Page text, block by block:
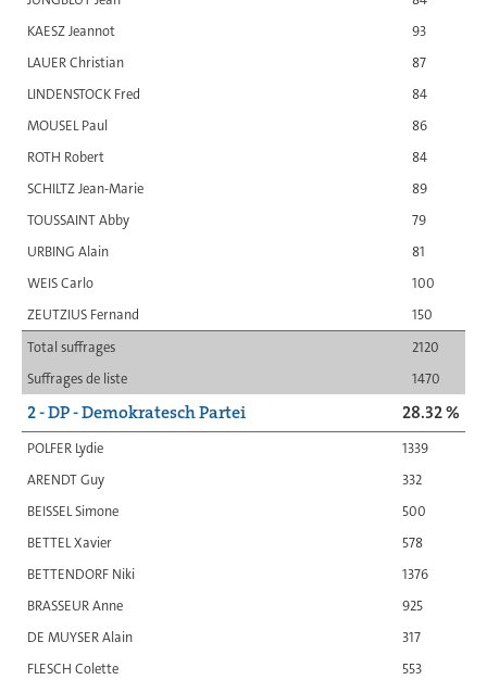
KAESZ Jeannot
93
LAUER Christian
87
LINDENSTOCK Fred
84
MOUSEL Paul
86
ROTH Robert
84
SCHILTZ Jean-Marie
89
TOUSSAINT Abby
79
URBING Alain
81
WEIS Carlo
100
ZEUTZIUS Fernand
150
Total suffrages
2120
Suffrages de liste
1470
2 - DP - Demokratesch Partei 28.32 %
POLFER Lydie
1339
ARENDT Guy
332
BEISSEL Simone
500
BETTEL Xavier
578
BETTENDORF Niki
1376
BRASSEUR Anne
925
DE MUYSER Alain
317
FLESCH Colette
553